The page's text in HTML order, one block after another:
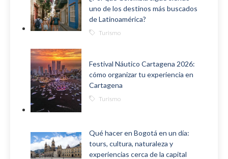
uno de los destinos más buscados
de Latinoamérica?
Turismo
Festival Náutico Cartagena 2026:
cómo organizar tu experiencia en
Cartagena
Turismo
Qué hacer en Bogotá en un día:
tours, cultura, naturaleza y
experiencias cerca de la capital